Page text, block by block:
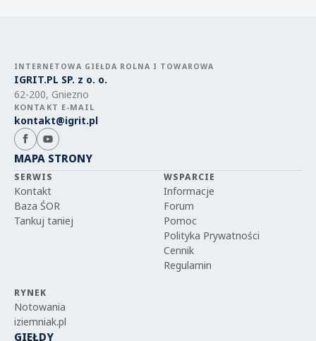
INTERNETOWA GIEŁDA ROLNA I TOWAROWA
IGRIT.PL SP. z o. o.
62-200, Gniezno
KONTAKT E-MAIL
kontakt@igrit.pl
MAPA STRONY
SERWIS
Kontakt
Baza ŚOR
Tankuj taniej
WSPARCIE
Informacje
Forum
Pomoc
Polityka Prywatności
Cennik
Regulamin
RYNEK
Notowania
iziemniak.pl
GIEŁDY